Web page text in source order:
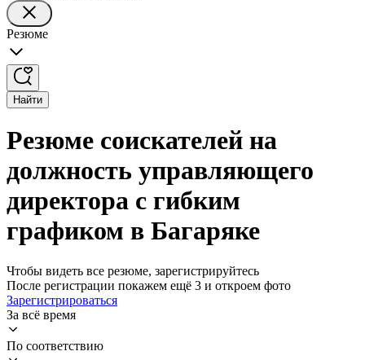
Резюме
Найти
Резюме соискателей на
должность управляющего
директора с гибким
графиком в Багаряке
Чтобы видеть все резюме, зарегистрируйтесь
После регистрации покажем ещё 3 и откроем фото
Зарегистрироваться
За всё время
По соответствию